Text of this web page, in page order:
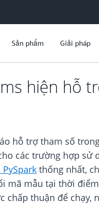
Sản phẩm Giải pháp
hiện hỗ
hỗ trợ tham số
các trường hợp sử
thống nhất,
mã mẫu tại thời
chấp thuận để chạy,